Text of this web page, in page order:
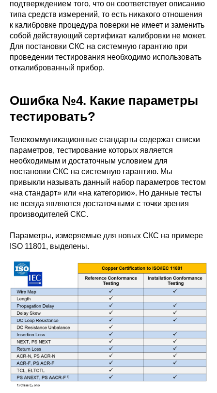
подтверждением того, что он соответствует описанию
типа средств измерений, то есть никакого отношения
к калибровке процедура поверки не имеет и заменить
собой действующий сертификат калибровки не может.
Для постановки СКС на системную гарантию при
проведении тестирования необходимо использовать
откалиброванный прибор.
Ошибка №4. Какие параметры
тестировать?
Телекоммуникационные стандарты содержат списки
параметров, тестирование которых является
необходимым и достаточным условием для
постановки СКС на системную гарантию. Мы
привыкли называть данный набор параметров тестом
«на стандарт» или «на категорию». Но данные тесты
не всегда являются достаточными с точки зрения
производителей СКС.
Параметры, измеряемые для новых СКС на примере
ISO 11801, выделены.